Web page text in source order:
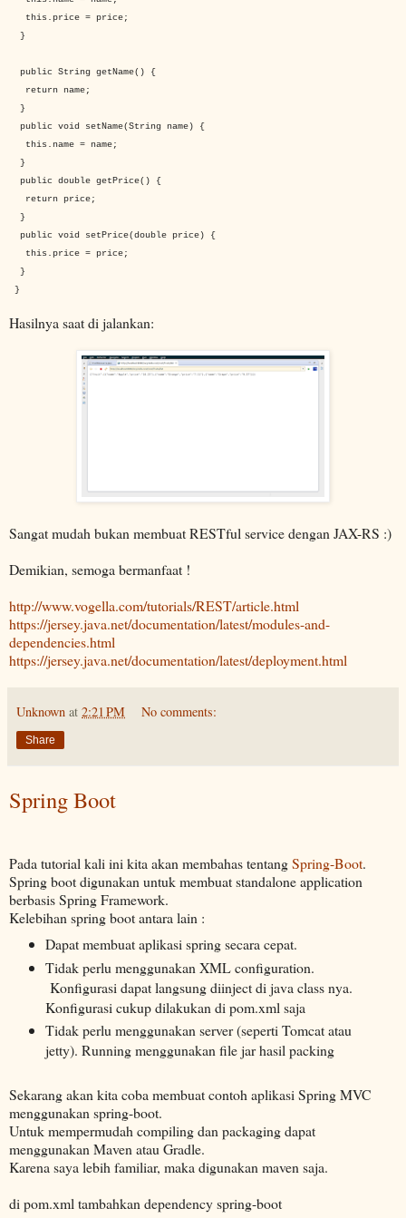
this.price = price;
}
public String getName() {
return name;
}
public void setName(String name) {
this.name = name;
}
public double getPrice() {
return price;
}
public void setPrice(double price) {
this.price = price;
}
}
Hasilnya saat di jalankan:
Sangat mudah bukan membuat RESTful service dengan JAX-RS :)
Demikian, semoga bermanfaat !
http://www.vogella.com/tutorials/REST/article.html
https://jersey.java.net/documentation/latest/modules-and-
dependencies.html
https://jersey.java.net/documentation/latest/deployment.html
Unknown at 2:21 PM No comments:
Share
Spring Boot
Pada tutorial kali ini kita akan membahas tentangSpring-Boot.
Spring boot digunakan untuk membuat standalone application
berbasis Spring Framework.
Kelebihan spring boot antara lain :
Dapat membuat aplikasi spring secara cepat.
Tidak perlu menggunakan XML configuration.
Konfigurasi dapat langsung diinject di java class nya.
Konfigurasi cukup dilakukan di pom.xml saja
Tidak perlu menggunakan server (seperti Tomcat atau
jetty). Running menggunakan file jar hasil packing
Sekarang akan kita coba membuat contoh aplikasi Spring MVC
menggunakan spring-boot.
Untuk mempermudah compiling dan packaging dapat
menggunakan Maven atau Gradle.
Karena saya lebih familiar, maka digunakan maven saja.
di pom.xml tambahkan dependency spring-boot